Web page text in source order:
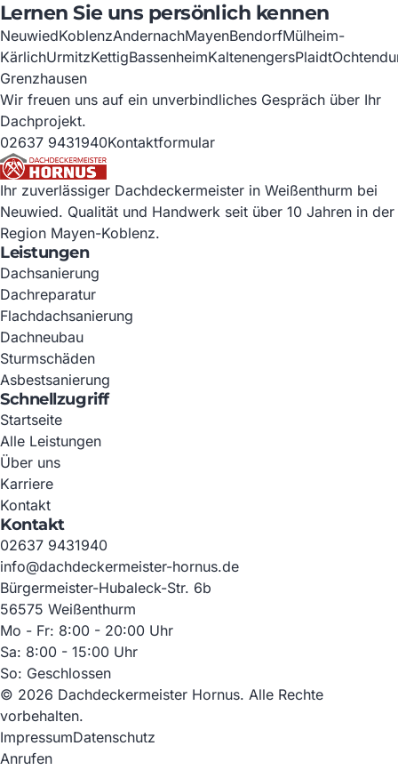
Lernen Sie uns persönlich kennen
NeuwiedKoblenzAndernachMayenBendorfMülheim-
KärlichUrmitzKettigBassenheimKaltenengersPlaidt
Grenzhausen
Wir freuen uns auf ein unverbindliches Gespräch über Ihr
Dachprojekt.
02637 9431940Kontaktformular
Ihr zuverlässiger Dachdeckermeister in Weißenthurm bei
Neuwied. Qualität und Handwerk seit über 10 Jahren in der
Region Mayen-Koblenz.
Leistungen
Dachsanierung
Dachreparatur
Flachdachsanierung
Dachneubau
Sturmschäden
Asbestsanierung
Schnellzugriff
Startseite
Alle Leistungen
Über uns
Karriere
Kontakt
Kontakt
02637 9431940
info@dachdeckermeister-hornus.de
Bürgermeister-Hubaleck-Str. 6b
56575 Weißenthurm
Mo - Fr: 8:00 - 20:00 Uhr
Sa: 8:00 - 15:00 Uhr
So: Geschlossen
© 2026 Dachdeckermeister Hornus. Alle Rechte
vorbehalten.
ImpressumDatenschutz
Anrufen